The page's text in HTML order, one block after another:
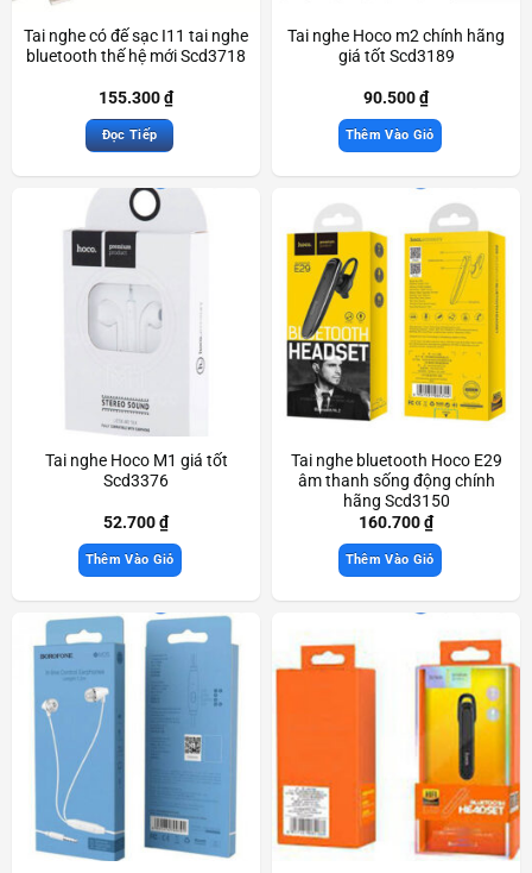
Tai nghe có đế sạc I11 tai nghe
bluetooth thế hệ mới Scd3718
155.300₫
Đọc Tiếp
Tai nghe Hoco m2 chính hãng
giá tốt Scd3189
90.500₫
Thêm Vào Giỏ
Tai nghe Hoco M1 giá tốt
Scd3376
52.700₫
Thêm Vào Giỏ
Tai nghe bluetooth Hoco E29
âm thanh sống động chính
hãng Scd3150
160.700₫
Thêm Vào Giỏ